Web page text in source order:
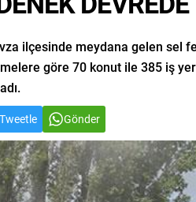
ilçesinde meydana gelen sel
göre 70 konut ile 385 iş
Tweetle Gönder